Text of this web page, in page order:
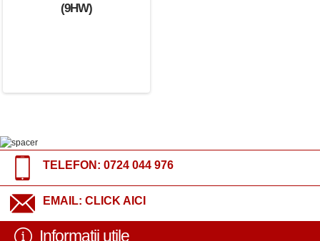
(9HW)
TELEFON: 0724 044 976
EMAIL: CLICK AICI
Informatii utile